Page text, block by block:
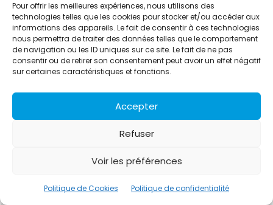
Pour offrir les meilleures expériences, nous utilisons des
technologies telles que les cookies pour stocker et/ou accéder aux
informations des appareils. Le fait de consentir à ces technologies
nous permettra de traiter des données telles que le comportement
de navigation ou les ID uniques sur ce site. Le fait de ne pas
consentir ou de retirer son consentement peut avoir un effet négatif
sur certaines caractéristiques et fonctions.
Accepter
Refuser
Voir les préférences
Politique de Cookies Politique de confidentialité
Alternative Média est une agence de relations presse et de
relations publiques basée à Grenoble. Depuis 1995, elle conçoit et
pilote des stratégies de visibilité en France et à l’international
grâce à un réseau d’agences partenaires.
Contactez-nous : info@alternativemedia.fr
International
Références